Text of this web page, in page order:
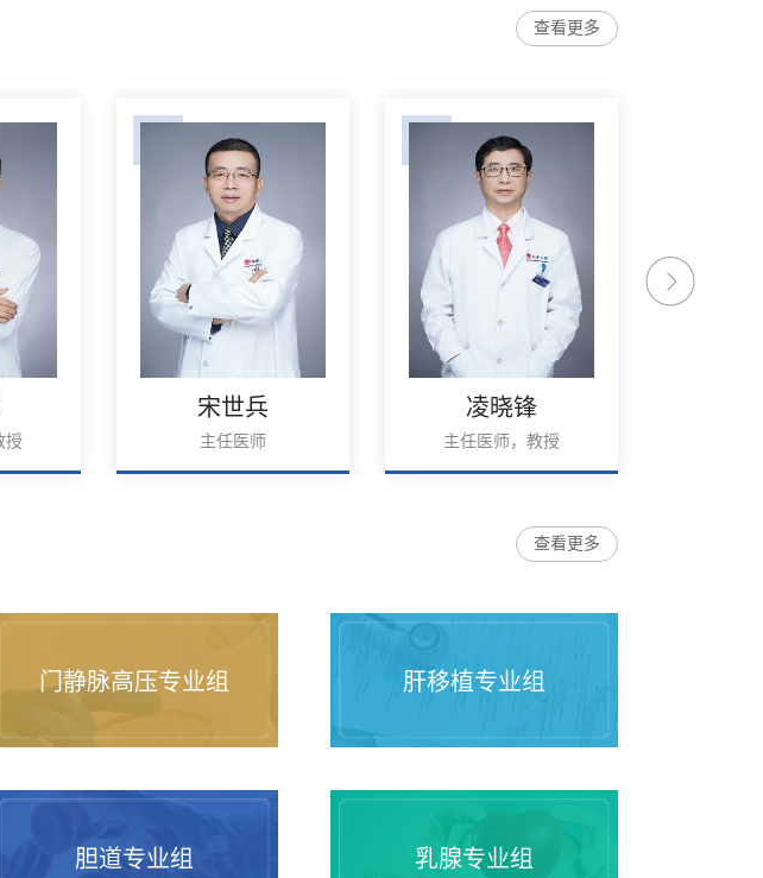
查看更多
凌晓锋
主任医师，教授
陈朝文
主任医师
查看更多
门静脉高压专业组 肝移植专业组
胆道专业组 乳腺专业组